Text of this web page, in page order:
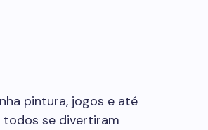
pintura, jogos e até
todos se divertiram